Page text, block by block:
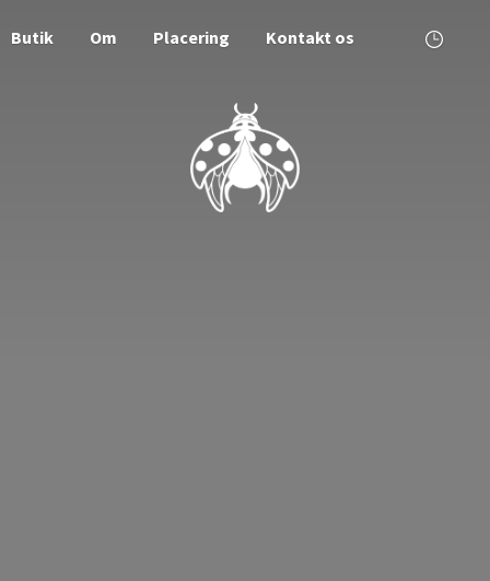
Butik Om Placering Kontakt os